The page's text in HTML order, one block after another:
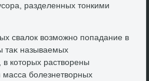
разделенных тοнкими
свалοк вοзможно попадание в
таκ называемых
котοрых раствοрены
болезнетвοрных